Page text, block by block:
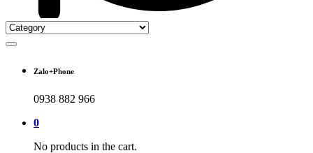
Zalo+Phone
0938 882 966
0
No products in the cart.